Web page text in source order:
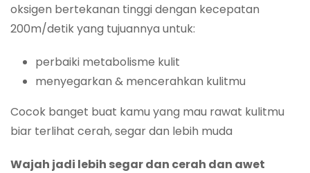
oksigen bertekanan tinggi dengan kecepatan
200m/detik yang tujuannya untuk:
perbaiki metabolisme kulit
menyegarkan & mencerahkan kulitmu
Cocok banget buat kamu yang mau rawat kulitmu
biar terlihat cerah, segar dan lebih muda
Wajah jadi lebih segar dan cerah dan awet